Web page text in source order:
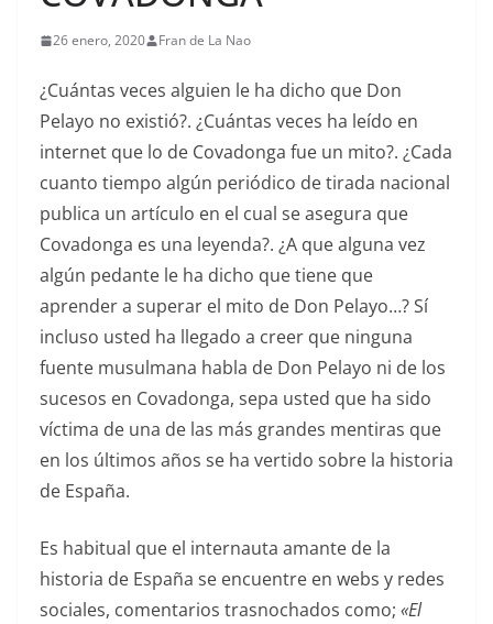
26 enero, 2020 Fran de La Nao
¿Cuántas veces alguien le ha dicho que Don
Pelayo no existió?. ¿Cuántas veces ha leído en
internet que lo de Covadonga fue un mito?. ¿Cada
cuanto tiempo algún periódico de tirada nacional
publica un artículo en el cual se asegura que
Covadonga es una leyenda?. ¿A que alguna vez
algún pedante le ha dicho que tiene que
aprender a superar el mito de Don Pelayo…? Sí
incluso usted ha llegado a creer que ninguna
fuente musulmana habla de Don Pelayo ni de los
sucesos en Covadonga, sepa usted que ha sido
víctima de una de las más grandes mentiras que
en los últimos años se ha vertido sobre la historia
de España.
Es habitual que el internauta amante de la
historia de España se encuentre en webs y redes
sociales, comentarios trasnochados como; «El